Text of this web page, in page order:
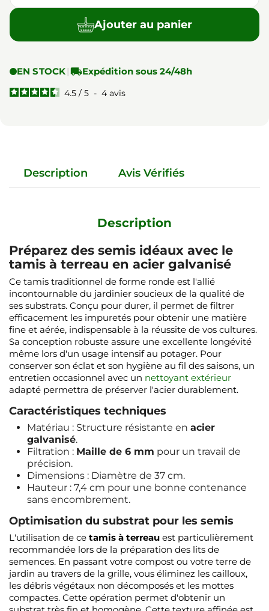
Ajouter au panier
EN STOCK |Expédition sous 24/48h
4.5 / 5 - 4 avis
Description Avis Vérifiés
Description
Préparez des semis idéaux avec le
tamis à terreau en acier galvanisé
Ce tamis traditionnel de forme ronde est l'allié
incontournable du jardinier soucieux de la qualité de
ses substrats. Conçu pour durer, il permet de filtrer
efficacement les impuretés pour obtenir une matière
fine et aérée, indispensable à la réussite de vos cultures.
Sa conception robuste assure une excellente longévité
même lors d'un usage intensif au potager. Pour
conserver son éclat et son hygiène au fil des saisons, un
entretien occasionnel avec un nettoyant extérieur
adapté permettra de préserver l'acier durablement.
Caractéristiques techniques
Matériau : Structure résistante en acier
galvanisé.
Filtration : Maille de 6 mm pour un travail de
précision.
Dimensions : Diamètre de 37 cm.
Hauteur : 7,4 cm pour une bonne contenance
sans encombrement.
Optimisation du substrat pour les semis
L'utilisation de ce tamis à terreau est particulièrement
recommandée lors de la préparation des lits de
semences. En passant votre compost ou votre terre de
jardin au travers de la grille, vous éliminez les cailloux,
les débris végétaux non décomposés et les mottes
compactes. Cette opération permet d'obtenir un